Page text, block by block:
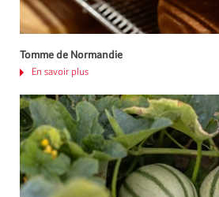
Tomme de Normandie
En savoir plus